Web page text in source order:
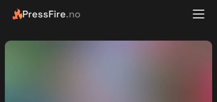
PressFire.no